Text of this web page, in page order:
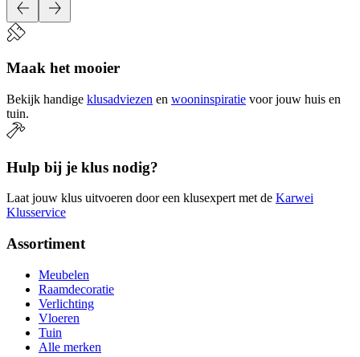
Maak het mooier
Bekijk handige klusadviezen en wooninspiratie voor jouw huis en
tuin.
Hulp bij je klus nodig?
Laat jouw klus uitvoeren door een klusexpert met de Karwei
Klusservice
Assortiment
Meubelen
Raamdecoratie
Verlichting
Vloeren
Tuin
Alle merken